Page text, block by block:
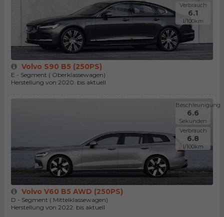
Verbrauch
6.1
l/100km
Volvo S90 B5 (250PS)
E - Segment ( Oberklassewagen)
Herstellung von 2020. bis aktuell
Beschleunigung
6.6
Sekunden
Verbrauch
6.8
l/100km
Volvo V60 B5 AWD (250PS)
D - Segment ( Mittelklassewagen)
Herstellung von 2022. bis aktuell